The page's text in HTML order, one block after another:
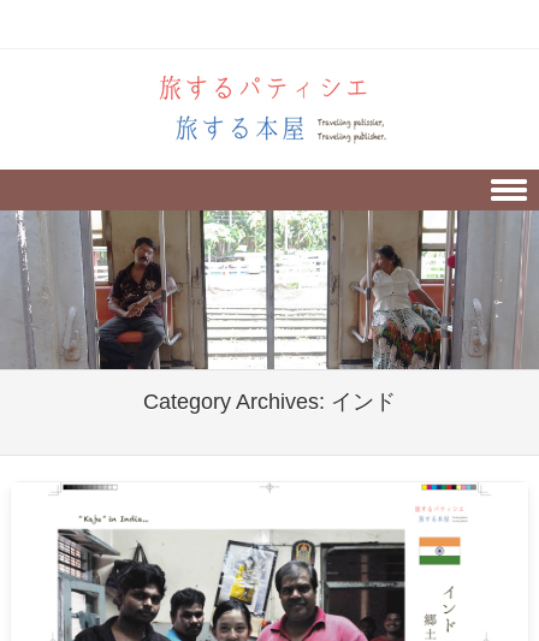
Skip to content
Category Archives: インド